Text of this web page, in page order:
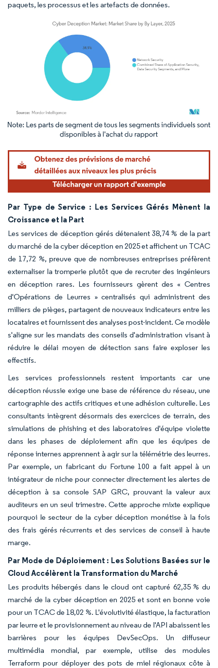
paquets, les processus et les artefacts de données.
Image © Mordor Intelligence. La réutilisation nécessite une attribution sous CC BY
Par Type de Service : Les Services Gérés Mènent la
Croissance et la Part
Les services de déception gérés détenaient 38,74 % de la part
du marché de la cyber déception en 2025 et affichent un TCAC
de 17,72 %, preuve que de nombreuses entreprises préfèrent
externaliser la tromperie plutôt que de recruter des ingénieurs
en déception rares. Les fournisseurs gèrent des « Centres
d'Opérations de Leurres » centralisés qui administrent des
milliers de pièges, partagent de nouveaux indicateurs entre les
locataires et fournissent des analyses post-incident. Ce modèle
s'aligne sur les mandats des conseils d'administration visant à
réduire le délai moyen de détection sans faire exploser les
effectifs.
Les services professionnels restent importants car une
déception réussie exige une base de référence du réseau, une
cartographie des actifs critiques et une adhésion culturelle. Les
consultants intègrent désormais des exercices de terrain, des
simulations de phishing et des laboratoires d'équipe violette
dans les phases de déploiement afin que les équipes de
réponse internes apprennent à agir sur la télémétrie des leurres.
Par exemple, un fabricant du Fortune 100 a fait appel à un
intégrateur de niche pour connecter directement les alertes de
déception à sa console SAP GRC, prouvant la valeur aux
auditeurs en un seul trimestre. Cette approche mixte explique
pourquoi le secteur de la cyber déception monétise à la fois
des frais gérés récurrents et des services de conseil à haute
marge.
Par Mode de Déploiement : Les Solutions Basées sur le
Cloud Accélèrent la Transformation du Marché
Les produits hébergés dans le cloud ont capturé 62,35 % du
marché de la cyber déception en 2025 et sont en bonne voie
pour un TCAC de 18,02 %. L'évolutivité élastique, la facturation
par leurre et le provisionnement au niveau de l'API abaissent les
barrières pour les équipes DevSecOps. Un diffuseur
multimédia mondial, par exemple, utilise des modules
Terraform pour déployer des pots de miel régionaux côte à